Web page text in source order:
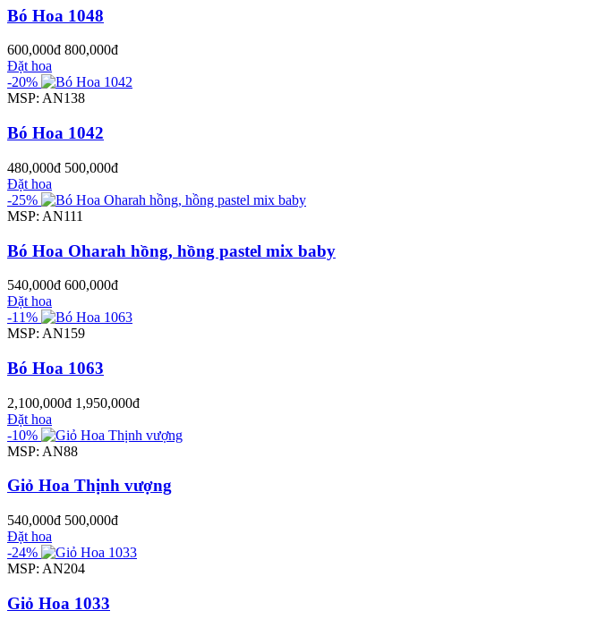
Bó Hoa 1048
600,000đ 800,000đ
Đặt hoa
-20%
MSP: AN138
Bó Hoa 1042
480,000đ 500,000đ
Đặt hoa
-25%
MSP: AN111
Bó Hoa Oharah hồng, hồng pastel mix baby
540,000đ 600,000đ
Đặt hoa
-11%
MSP: AN159
Bó Hoa 1063
2,100,000đ 1,950,000đ
Đặt hoa
-10%
MSP: AN88
Giỏ Hoa Thịnh vượng
540,000đ 500,000đ
Đặt hoa
-24%
MSP: AN204
Giỏ Hoa 1033